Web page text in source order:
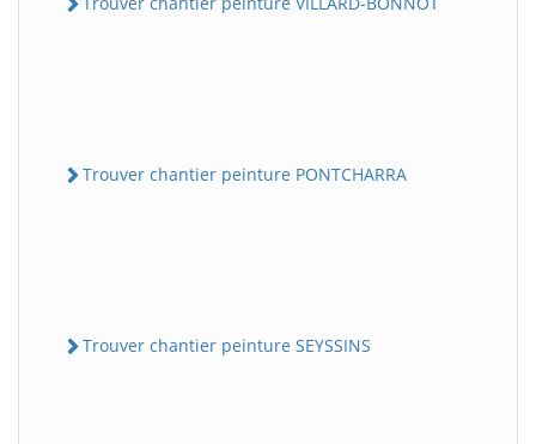
Trouver chantier peinture PONTCHARRA
Trouver chantier peinture SEYSSINS